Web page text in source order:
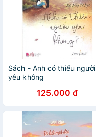
Sách - Anh có thiếu người
yêu không
125.000 đ